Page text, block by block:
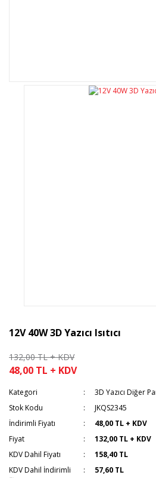
12V 40W 3D Yazıcı Isıtıcı
132,00 TL + KDV
48,00 TL + KDV
Kategori
3D Yazıcı Diğer
Stok Kodu
JKQS2345
İndirimli Fiyatı
48,00 TL + KDV
Fiyat
132,00 TL + KDV
KDV Dahil Fiyatı
158,40 TL
KDV Dahil İndirimli
57,60 TL